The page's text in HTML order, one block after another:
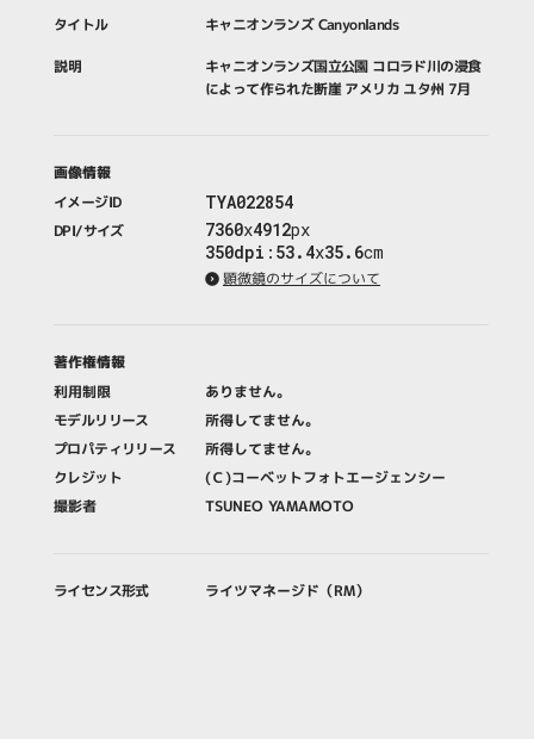
タイトル キャニオンランズ Canyonlands
説明
キャニオンランズ国立公園 コロラド川の浸食
によって作られた断崖 アメリカ ユタ州 7月
画像情報
イメージID
TYA022854
DPI/サイズ 7360x4912px
350dpi : 53.4x35.6cm
顕微鏡のサイズについて
著作権情報
利用制限
ありません。
モデルリリース
所得してません。
プロパティリリース
所得してません。
クレジット
(Ｃ)コーベットフォトエージェンシー
撮影者
TSUNEO YAMAMOTO
ライセンス形式 ライツマネージド（RM）